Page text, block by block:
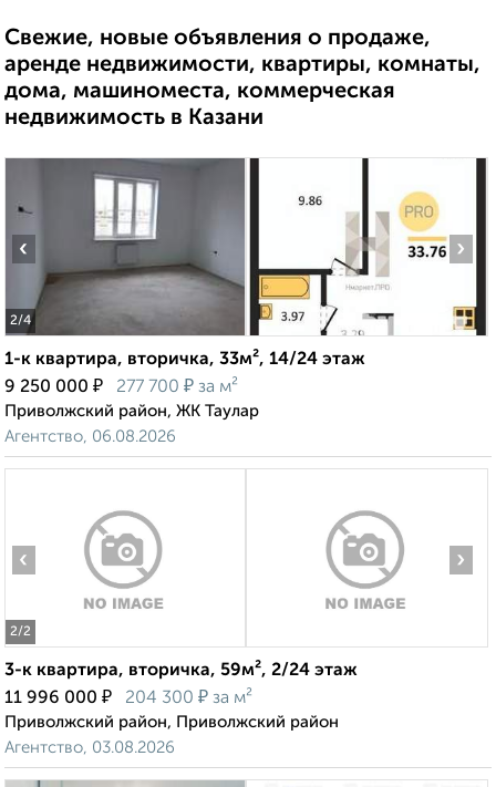
Свежие, новые объявления о продаже,
аренде недвижимости, квартиры, комнаты,
дома, машиноместа, коммерческая
недвижимость в Казани
2/4
‹ ›
1-к квартира, вторичка, 33м², 14/24 этаж
9 250 000 ₽ 277 700 ₽ за м²
Приволжский район, ЖК Таулар
Агентство, 06.08.2026
2/2
‹ ›
3-к квартира, вторичка, 59м², 2/24 этаж
11 996 000 ₽ 204 300 ₽ за м²
Приволжский район, Приволжский район
Агентство, 03.08.2026